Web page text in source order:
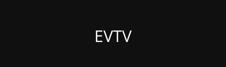
EVTV